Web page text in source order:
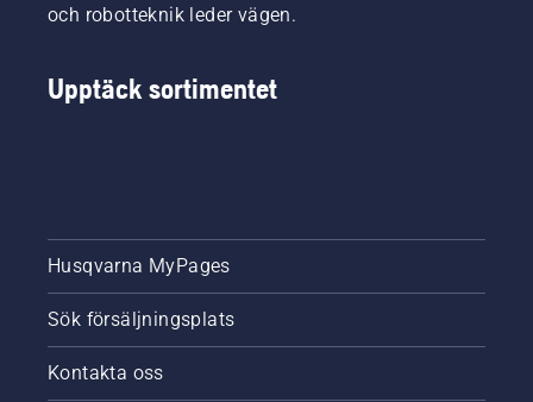
och robotteknik leder vägen.
Upptäck sortimentet
Husqvarna MyPages
Sök försäljningsplats
Kontakta oss